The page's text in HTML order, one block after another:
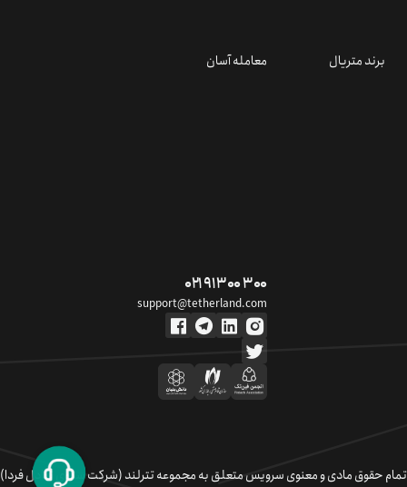
برند متریال معامله آسان
۰۲۱ ۹۱ ۳۰۰ ۳۰۰
support@tetherland.com
تمام حقوق مادی و معنوی سرویس متعلق به مجموعه تترلند (شرکت سکوی تبادل فردا)